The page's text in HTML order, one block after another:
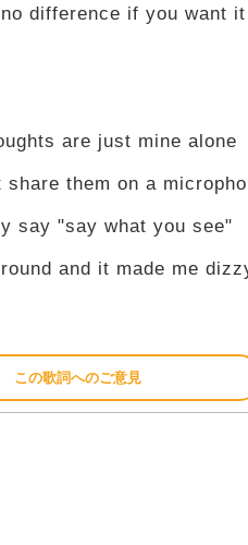
difference if you want
are just mine alone
share them on a
say "say what you see"
and it made me
この歌詞へのご意見